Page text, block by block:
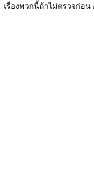
เรื่องพวกนี้ถ้าไม่ตรวจก่อน